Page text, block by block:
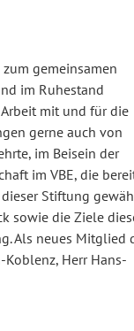
gemeinsamen
im Ruhestand
mit und für die
gerne auch von
im Beisein der
im VBE, die
Stiftung
sowie die Ziele
Als neues Mitglied
Herr Hans-